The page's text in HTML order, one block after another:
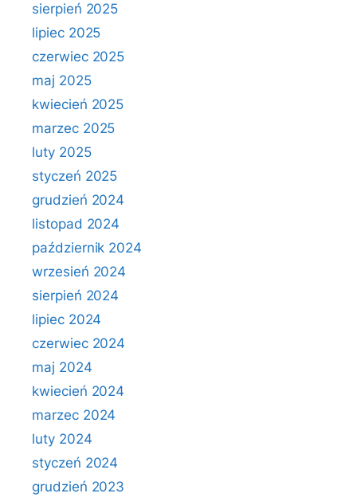
sierpień 2025
lipiec 2025
czerwiec 2025
maj 2025
kwiecień 2025
marzec 2025
luty 2025
styczeń 2025
grudzień 2024
listopad 2024
październik 2024
wrzesień 2024
sierpień 2024
lipiec 2024
czerwiec 2024
maj 2024
kwiecień 2024
marzec 2024
luty 2024
styczeń 2024
grudzień 2023